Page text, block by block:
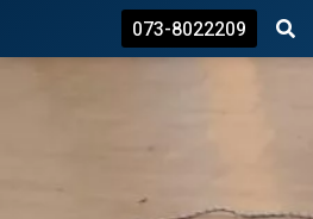
073-8022209